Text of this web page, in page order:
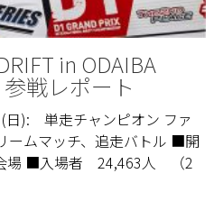
in ODAIBA
戦レポート
): 単走チャンピオン ファ
ームマッチ、追走バトル ■開
場 ■入場者 24,463人 （2